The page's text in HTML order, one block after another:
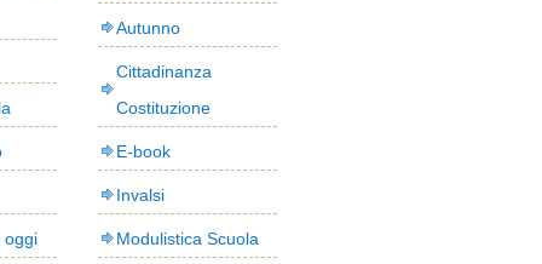
oggi
Autunno
Cittadinanza
Costituzione
E-book
Invalsi
Modulistica Scuola